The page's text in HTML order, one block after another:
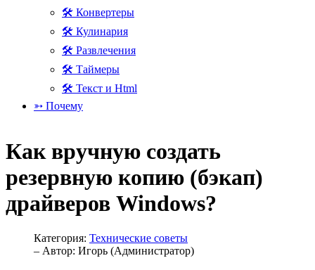
🛠 Конвертеры
🛠 Кулинария
🛠 Развлечения
🛠 Таймеры
🛠 Текст и Html
➳ Почему
Как вручную создать
резервную копию (бэкап)
драйверов Windows?
Категория: Технические советы
– Автор: Игорь (Администратор)